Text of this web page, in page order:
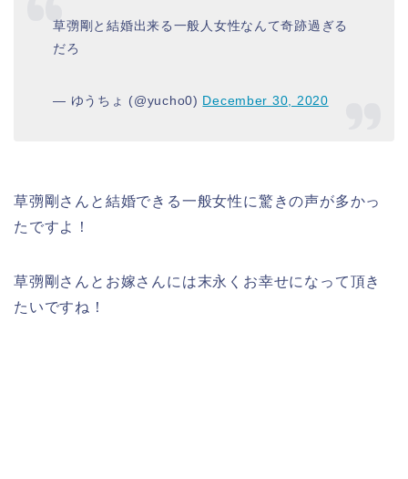
草彅剛と結婚出来る一般人女性なんて奇跡過ぎる
だろ
— ゆうちょ (@yucho0) December 30, 2020
草彅剛さんと結婚できる一般女性に驚きの声が多かっ
たですよ！
草彅剛さんとお嫁さんには末永くお幸せになって頂き
たいですね！